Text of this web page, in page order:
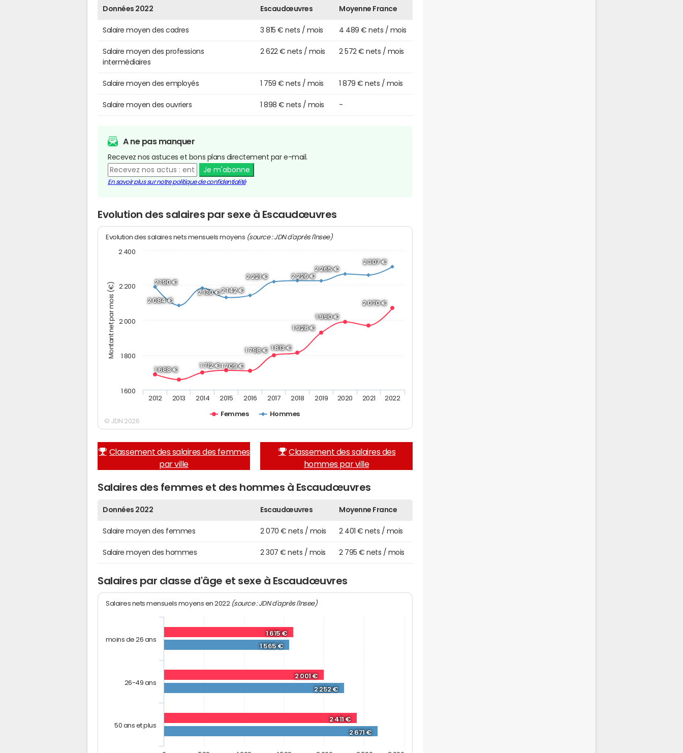
Données 2022 Escaudœuvres Moyenne France
Salaire moyen des cadres 3 815 € nets / mois 4 489 € nets / mois
Salaire moyen des professions
intermédiaires
2 622 € nets / mois 2 572 € nets / mois
Salaire moyen des employés 1 759 € nets / mois 1 879 € nets / mois
Salaire moyen des ouvriers 1 898 € nets / mois -
A ne pas manquer
Recevez nos astuces et bons plans directement par e-mail.
Je m'abonne
En savoir plus sur notre politique de confidentialité
Evolution des salaires par sexe à Escaudœuvres
Montant net par mois (€)
Evolution des salaires nets mensuels moyens (source : JDN d'après l'Insee)
1 688 €
1 712 €1 709 €
1 798 € 1 813 €
1 928 €
1 990 €
2 070 €
2 190 €
2 084 €
2 130 €2 142 €
2 221 € 2 226 €
2 265 €
2 307 €
Femmes Hommes
2012 2013 2014 2015 2016 2017 2018 2019 2020 2021 2022
1 600
1 800
2 000
2 200
2 400
© JDN 2026
Classement des salaires des femmes
par ville
Classement des salaires des
hommes par ville
Salaires des femmes et des hommes à Escaudœuvres
Données 2022 Escaudœuvres Moyenne France
Salaire moyen des femmes 2 070 € nets / mois 2 401 € nets / mois
Salaire moyen des hommes 2 307 € nets / mois 2 795 € nets / mois
Salaires par classe d'âge et sexe à Escaudœuvres
Salaires nets mensuels moyens en 2022 (source : JDN d'après l'Insee)
1 615 €
2 001 €
2 411 €
1 565 €
2 252 €
2 671 €
moins de 26 ans
26-49 ans
50 ans et plus